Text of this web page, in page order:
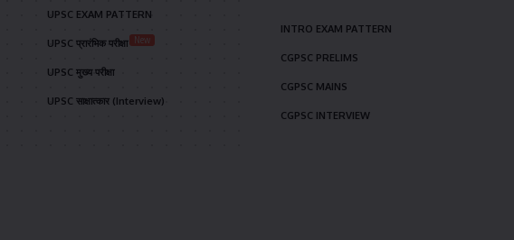
UPSC EXAM PATTERN
UPSC प्रारंभिक परीक्षा New
UPSC मुख्य परीक्षा
UPSC साक्षात्कार (Interview)
INTRO EXAM PATTERN
CGPSC PRELIMS
CGPSC MAINS
CGPSC INTERVIEW